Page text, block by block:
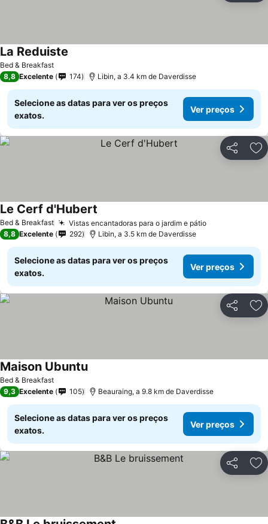
Bed & Breakfast
La Reduiste
8,8 Excelente 174 Libin, a 3.4 km de Daverdisse
Selecione as datas para ver os preços
exatos.
Ver preços
Partilhar
Bed & Breakfast Vistas encantadoras para o jardim e pátioVer preços
Le Cerf d'Hubert
8,8 Excelente 292 Libin, a 3.5 km de Daverdisse
Selecione as datas para ver os preços
exatos.
Ver preços
Partilhar
Bed & Breakfast
Maison UbuntuVer preços
9,3 Excelente 105 Beauraing, a 9.8 km de Daverdisse
Selecione as datas para ver os preços
exatos.
Ver preços
Partilhar